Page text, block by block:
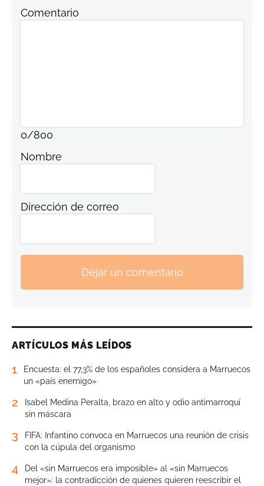
Comentario
0/800
Nombre
Dirección de correo
Dejar un comentario
ARTÍCULOS MÁS LEÍDOS
1
Encuesta: el 77,3% de los españoles considera a Marruecos
un «país enemigo»
2
Isabel Medina Peralta, brazo en alto y odio antimarroquí
sin máscara
3
FIFA: Infantino convoca en Marruecos una reunión de crisis
con la cúpula del organismo
4
Del «sin Marruecos era imposible» al «sin Marruecos
mejor»: la contradicción de quienes quieren reescribir el